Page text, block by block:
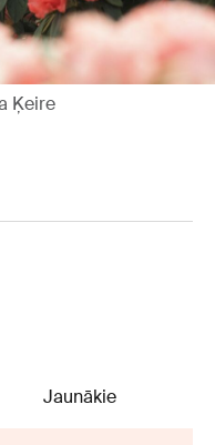
Ķeire
Jaunākie